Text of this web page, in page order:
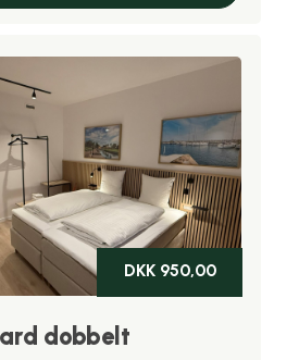
dobbelt
DKK 950,00